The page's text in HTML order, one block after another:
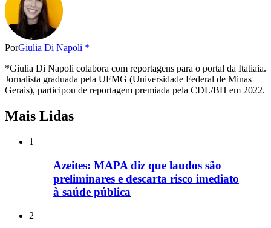
PorGiulia Di Napoli *
*Giulia Di Napoli colabora com reportagens para o portal da Itatiaia.
Jornalista graduada pela UFMG (Universidade Federal de Minas
Gerais), participou de reportagem premiada pela CDL/BH em 2022.
Mais Lidas
1
Azeites: MAPA diz que laudos são
preliminares e descarta risco imediato
à saúde pública
2